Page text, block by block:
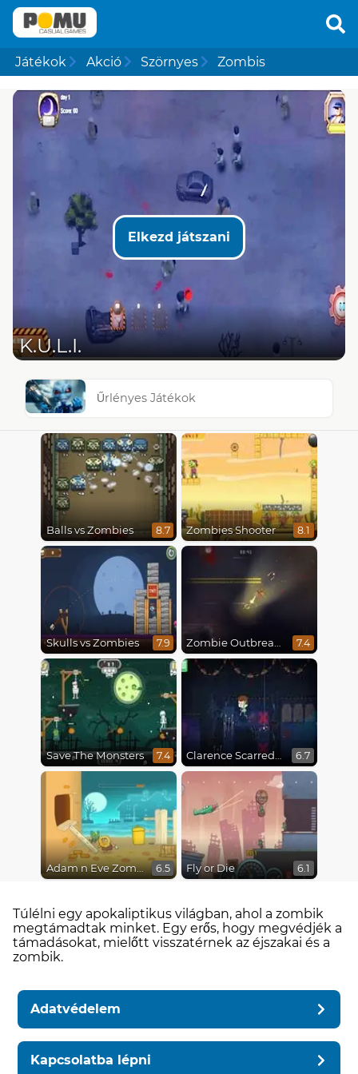
Játékok Akció Szörnyes Zombis
Elkezd játszani
K.U.L.I.
Űrlényes Játékok
Balls vs Zombies 8.7 Zombies Shooter 8.1
Skulls vs Zombies 7.9 Zombie Outbreak Arena 7.4
Save The Monsters 7.4 Clarence Scarred Silly 6.7
Adam n Eve Zombies 6.5 Fly or Die 6.1
Túlélni egy apokaliptikus világban, ahol a zombik
megtámadtak minket. Egy erős, hogy megvédjék a
támadásokat, mielőtt visszatérnek az éjszakai és a
zombik.
Adatvédelem
Kapcsolatba lépni